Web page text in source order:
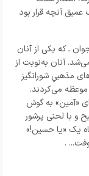
آنچه قرار بود
ـ که یکی از آنان
آنان به‌نوبت از
مذهبیِ شورانگیز
می‌کردند.
«آمین» به گوش
و با لحنی پرشور
یک «یا حسین!»
.